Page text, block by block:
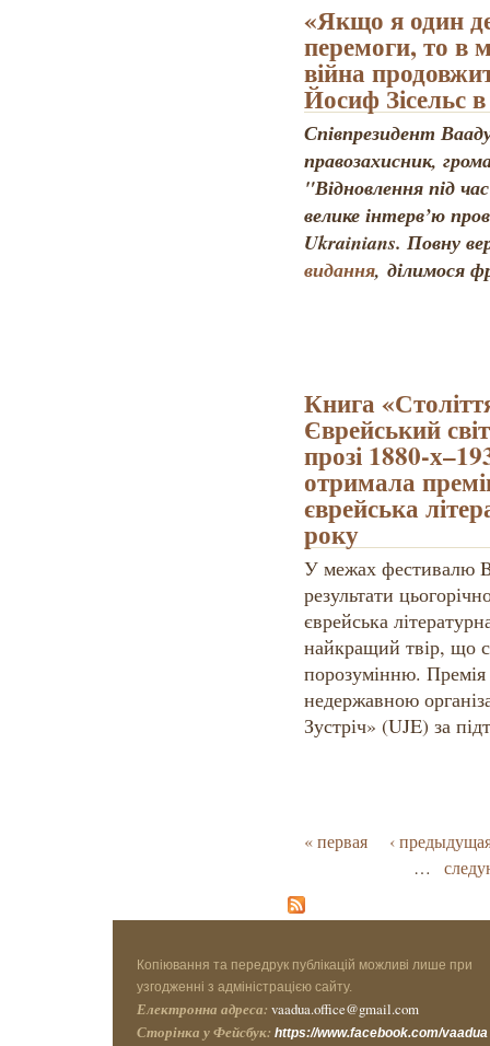
«Якщо я один
перемоги, то в
війна
Йосиф Зісельс
Співпрезидент
правозахисник,
"Відновлення під
велике інтерв’ю
Ukrainians. Повну
видання, ділимося
Книга
Єврейський
прозі 1880-
отримала
єврейська
року
У межах фестивалю
результати
єврейська
найкращий твір, що
порозумінню.
недержавною
Зустріч» (UJE) за
Страницы
« первая
‹
…
Копіювання та передрук публікацій можливі лише при
узгодженні з адміністрацією сайту.
Електронна адреса: vaadua.office@gmail.com
Сторінка у Фейсбук: https://www.facebook.com/vaadua